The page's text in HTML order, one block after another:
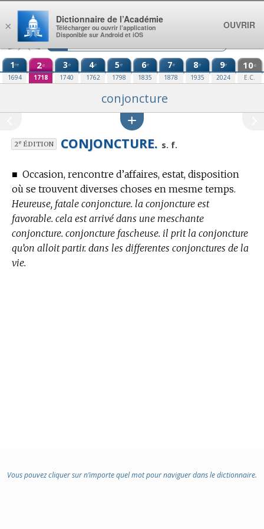
Aller au contenu
1re
1694
2e
1718
3e
1740
4e
1762
5e
1798
6e
1835
7e
1878
8e
1935
9e
2024
10e
E.C.
conjoncture
2eÉDITION CONJONCTURE. s. f.
■ Occasion, rencontre d’affaires, estat, disposition
où se trouvent diverses choses en mesme temps.
Heureuse, fatale conjoncture. la conjoncture est
favorable. cela est arrivé dans une meschante
conjoncture. conjoncture fascheuse. il prit la conjoncture
qu’on alloit partir. dans les differentes conjonctures de la
vie.
Vous pouvez cliquer sur n’importe quel mot pour naviguer dans le dictionnaire.
×
Dictionnaire de l’Académie
Télécharger ou ouvrir l’application
Disponible sur Android et iOS
OUVRIR